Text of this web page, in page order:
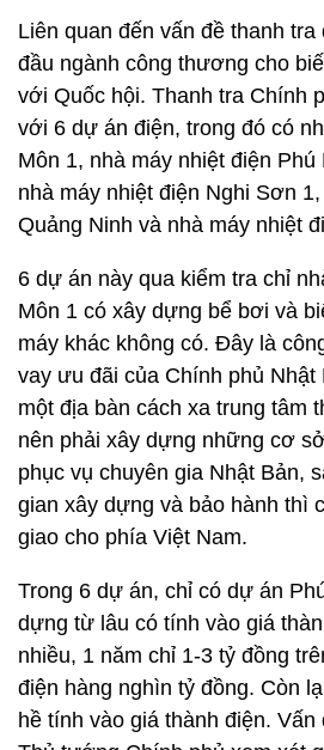
Liên quan đến vấn đề thanh
đầu ngành công thương cho
với Quốc hội. Thanh tra Chính
với 6 dự án điện, trong đó có
Môn 1, nhà máy nhiệt điện Phú
nhà máy nhiệt điện Nghi Sơn
Quảng Ninh và nhà máy nhiệt
6 dự án này qua kiểm tra chỉ
Môn 1 có xây dựng bể bơi và
máy khác không có. Đây là
vay ưu đãi của Chính phủ
một địa bàn cách xa trung tâm
nên phải xây dựng những cơ
phục vụ chuyên gia Nhật Bản,
gian xây dựng và bảo hành thì
giao cho phía Việt Nam.
Trong 6 dự án, chỉ có dự án
dựng từ lâu có tính vào giá
nhiều, 1 năm chỉ 1-3 tỷ đồng
điện hàng nghìn tỷ đồng. Còn
hề tính vào giá thành điện.